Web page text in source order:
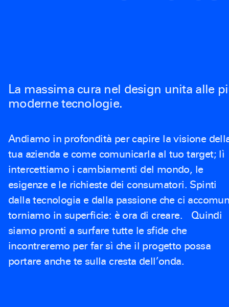
La massima cura nel design unita alle
moderne tecnologie.
Andiamo in profondità per capire la visione
tua azienda e come comunicarla al tuo target; lì
intercettiamo i cambiamenti del mondo, le
esigenze e le richieste dei consumatori. Spinti
dalla tecnologia e dalla passione che ci
torniamo in superficie: è ora di creare. Quindi
siamo pronti a surfare tutte le sfide che
incontreremo per far sì che il progetto possa
portare anche te sulla cresta dell’onda.